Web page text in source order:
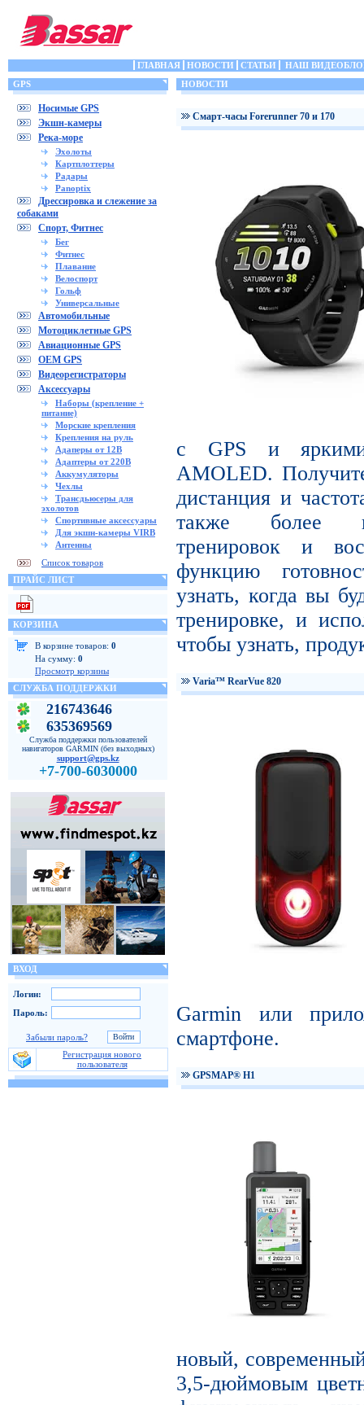
ГЛАВНАЯ НОВОСТИ СТАТЬИ
НАШ
GPS
Носимые GPS
Экшн-камеры
Река-море
Эхолоты
Картплоттеры
Радары
Panoptix
Дрессировка и слежение за
собаками
Спорт, Фитнес
Бег
Фитнес
Плавание
Велоспорт
Гольф
Универсальные
Автомобильные
Мотоциклетные GPS
Авиационные GPS
OEM GPS
Видеорегистраторы
Аксессуары
Наборы (крепление +
питание)
Морские крепления
Крепления на руль
Адаперы от 12В
Адаптеры от 220В
Аккумуляторы
Чехлы
Трансдьюсеры для
эхолотов
Спортивные аксессуары
Для экшн-камеры VIRB
Антенны
Список товаров
ПРАЙС ЛИСТ
КОРЗИНА
В корзине товаров: 0
На сумму: 0
Просмотр корзины
СЛУЖБА ПОДДЕРЖКИ
216743646
635369569
Служба поддержки пользователей
навигаторов GARMIN (без выходных)
support@gps.kz
+7-700-6030000
ВХОД
Логин:
Пароль:
Забыли пароль?
Регистрация нового
пользователя
НОВОСТИ
Cмарт-часы Forerunner 70 и 170
с GPS и яркими
AMOLED.
дистанция и
также более
тренировок и
функцию
узнать, когда вы
тренировке, и
чтобы узнать,
Varia™ RearVue 820
Garmin или
смартфоне.
GPSMAP® H1
новый,
3,5-дюймовым